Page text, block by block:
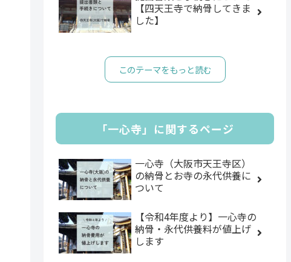
【四天王寺で納骨してきま
した】
このテーマをもっと読む
「一心寺」に関するページ
一心寺（大阪市天王寺区）
の納骨とお寺の永代供養に
ついて
【令和4年度より】一心寺の
納骨・永代供養料が値上げ
します